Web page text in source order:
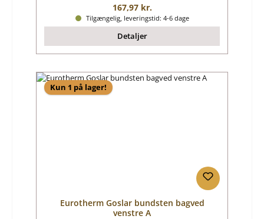
Almindelig pris:
167,97 kr.
Tilgængelig, leveringstid: 4-6 dage
Detaljer
Kun 1 på lager!
Eurotherm Goslar bundsten bagved
venstre A